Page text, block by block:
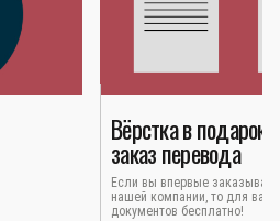
Вёрстка в подарок
заказ перевода
Если вы впервые
нашей компании, то для вас
документов бесплатно!